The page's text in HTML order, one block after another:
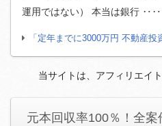
運用ではない） 本当は銀行 ‥‥
「定年までに3000万円 不動産投
当サイトは、アフィリエイ
元本回収率100％！全